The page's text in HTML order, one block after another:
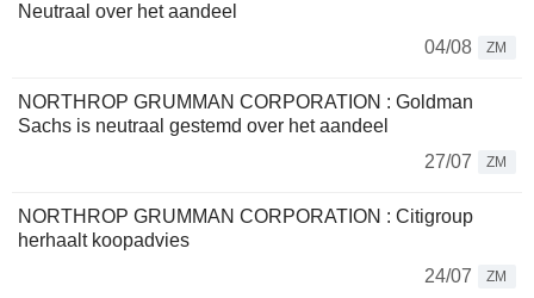
Neutraal over het aandeel
04/08
ZM
NORTHROP GRUMMAN CORPORATION : Goldman
Sachs is neutraal gestemd over het aandeel
27/07
ZM
NORTHROP GRUMMAN CORPORATION : Citigroup
herhaalt koopadvies
24/07
ZM